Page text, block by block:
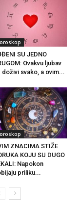
SU JEDNO
Ovakvu ljubav
doživi svako, a ovim...
ZNACIMA STIŽE
KOJU SU DUGO
Napokon
priliku...